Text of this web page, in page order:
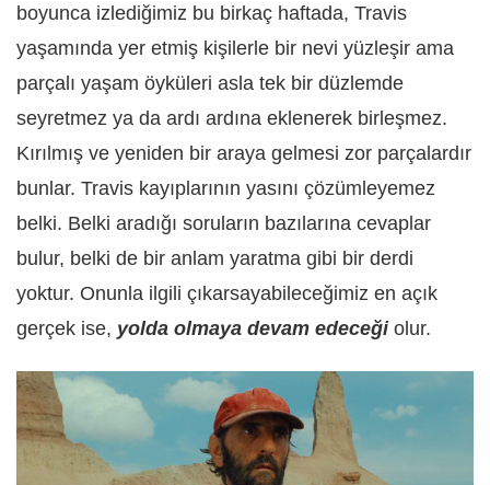
boyunca izlediğimiz bu birkaç haftada, Travis
yaşamında yer etmiş kişilerle bir nevi yüzleşir ama
parçalı yaşam öyküleri asla tek bir düzlemde
seyretmez ya da ardı ardına eklenerek birleşmez.
Kırılmış ve yeniden bir araya gelmesi zor parçalardır
bunlar. Travis kayıplarının yasını çözümleyemez
belki. Belki aradığı soruların bazılarına cevaplar
bulur, belki de bir anlam yaratma gibi bir derdi
yoktur. Onunla ilgili çıkarsayabileceğimiz en açık
gerçek ise, yolda olmaya devam edeceğiolur.